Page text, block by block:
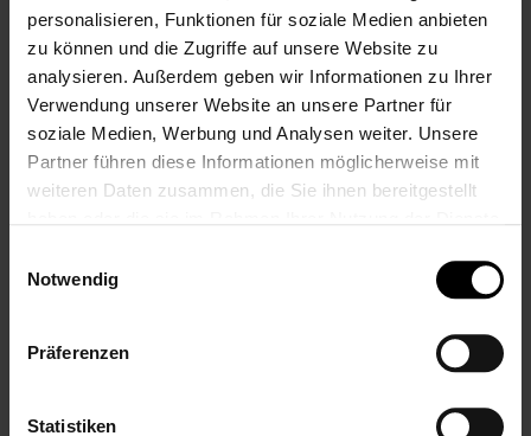
personalisieren, Funktionen für soziale Medien anbieten
zu können und die Zugriffe auf unsere Website zu
analysieren. Außerdem geben wir Informationen zu Ihrer
Verwendung unserer Website an unsere Partner für
soziale Medien, Werbung und Analysen weiter. Unsere
Partner führen diese Informationen möglicherweise mit
weiteren Daten zusammen, die Sie ihnen bereitgestellt
Notwendig
Präferenzen
Statistiken
KAUFTEN AUCH
VERWANDTE PRODUKTE
Schlüsselanhänger
mit Namen,
Schlüsselanhänger